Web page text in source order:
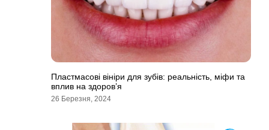
Пластмасові вініри для зубів: реальність, міфи та
вплив на здоров’я
26 Березня, 2024